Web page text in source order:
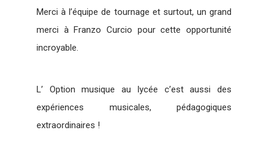
Merci à l’équipe de tournage et surtout, un grand
merci à Franzo Curcio pour cette opportunité
incroyable.
L’ Option musique au lycée c’est aussi des
expériences musicales, pédagogiques
extraordinaires !